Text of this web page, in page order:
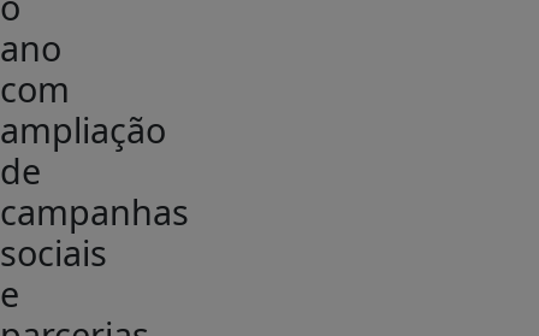
ano
com
ampliação
de
campanhas
sociais
e